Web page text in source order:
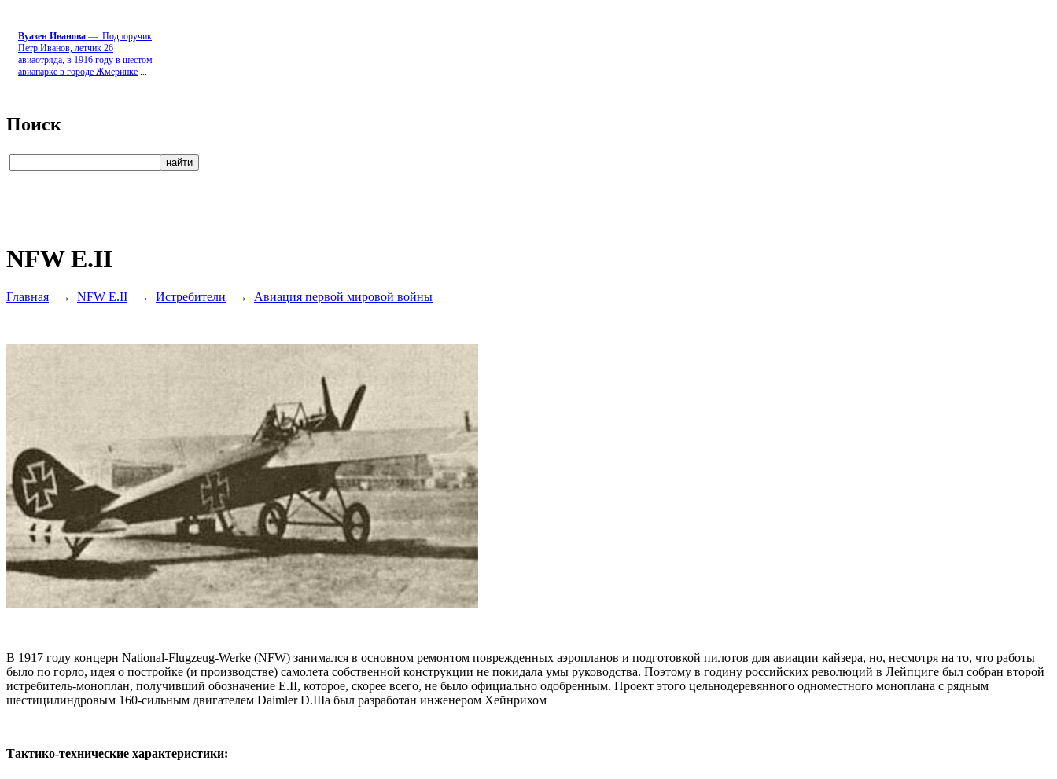
Вуазен Иванова — Подпоручик
Петр Иванов, летчик 26
авиаотряда, в 1916 году в шестом
авиапарке в городе Жмеринке
Поиск
NFW E.II
Главная → NFW E.II → Истребители → Авиация первой мировой войны
В 1917 году концерн National-Flugzeug-Werke (NFW) занимался в основном ремонтом поврежденных аэропланов и подготовкой пилотов для авиации кайзера, но, несмотря на то, что работы
было по горло, идея о постройке (и производстве) самолета собственной конструкции не покидала умы руководства. Поэтому в годину российских революций в Лейпциге был собран второй
истребитель-моноплан, получивший обозначение E.II, которое, скорее всего, не было официально одобренным. Проект этого цельнодеревянного одноместного моноплана с рядным
шестицилиндровым 160-сильным двигателем Daimler D.IIIa был разработан инженером Хейнрихом
Тактико-технические характеристики: